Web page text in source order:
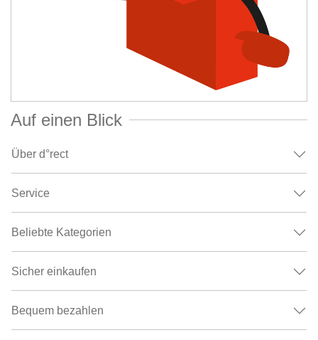
Auf einen Blick
Über d°rect
Service
Beliebte Kategorien
Sicher einkaufen
Bequem bezahlen